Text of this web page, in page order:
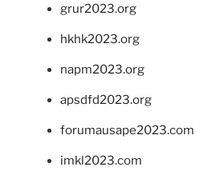
grur2023.org
hkhk2023.org
napm2023.org
apsdfd2023.org
forumausape2023.com
imkl2023.com